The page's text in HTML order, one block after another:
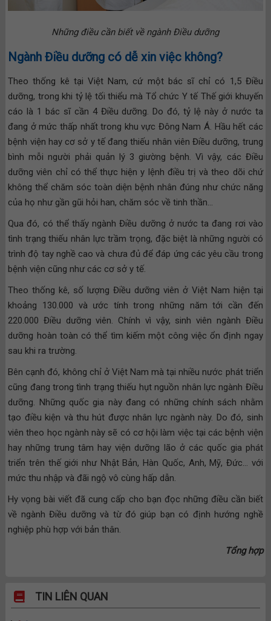
Những điều cần biết về ngành Điều dưỡng
Ngành Điều dưỡng có dễ xin việc không?
Theo thống kê tại Việt Nam, cứ một bác sĩ chỉ có 1,5 Điều
dưỡng, trong khi tỷ lệ tối thiểu mà Tổ chức Y tế Thế giới khuyến
cáo là 1 bác sĩ cần 4 Điều dưỡng. Do đó, tỷ lệ này ở nước ta
đang ở mức thấp nhất trong khu vực Đông Nam Á. Hầu hết các
bệnh viện hay cơ sở y tế đang thiếu nhân viên Điều dưỡng, trung
bình mỗi người phải quản lý 3 giường bệnh. Vì vậy, các Điều
dưỡng viên chỉ có thể thực hiện y lệnh điều trị và theo dõi chứ
không thể chăm sóc toàn diện bệnh nhân đúng như chức năng
của họ như gần gũi hỏi han, chăm sóc về tinh thần…
Qua đó, có thể thấy ngành Điều dưỡng ở nước ta đang rơi vào
tình trạng thiếu nhân lực trầm trọng, đặc biệt là những người có
trình độ tay nghề cao và chưa đủ để đáp ứng các yêu cầu trong
bệnh viện cũng như các cơ sở y tế.
Theo thống kê, số lượng Điều dưỡng viên ở Việt Nam hiện tại
khoảng 130.000 và ước tính trong những năm tới cần đến
220.000 Điều dưỡng viên. Chính vì vậy, sinh viên ngành Điều
dưỡng hoàn toàn có thể tìm kiếm một công việc ổn định ngay
sau khi ra trường.
Bên cạnh đó, không chỉ ở Việt Nam mà tại nhiều nước phát triển
cũng đang trong tình trạng thiếu hụt nguồn nhân lực ngành Điều
dưỡng. Những quốc gia này đang có những chính sách nhằm
tạo điều kiện và thu hút được nhân lực ngành này. Do đó, sinh
viên theo học ngành này sẽ có cơ hội làm việc tại các bệnh viện
hay những trung tâm hay viện dưỡng lão ở các quốc gia phát
triển trên thế giới như Nhật Bản, Hàn Quốc, Anh, Mỹ, Đức… với
mức thu nhập và đãi ngộ vô cùng hấp dẫn.
Hy vọng bài viết đã cung cấp cho bạn đọc những điều cần biết
về ngành Điều dưỡng và từ đó giúp bạn có định hướng nghề
nghiệp phù hợp với bản thân.
Tổng hợp
TIN LIÊN QUAN